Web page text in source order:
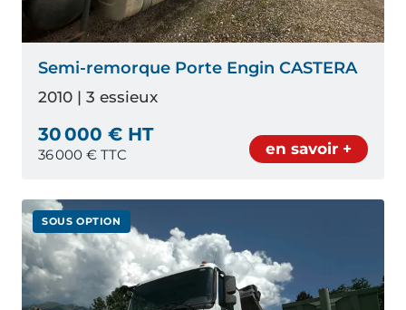
Semi-remorque Porte Engin CASTERA
2010 | 3 essieux
30 000 € HT
36 000 € TTC en savoir +
SOUS OPTION